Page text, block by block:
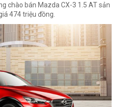
chào bán Mazda CX-3 1.5 AT sản
474 triệu đồng.